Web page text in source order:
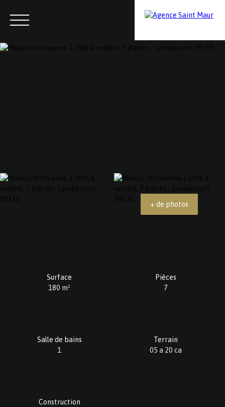
+ de photos
Surface
180 m²
Pièces
7
Salle de bains
1
Terrain
05 a 20 ca
Construction